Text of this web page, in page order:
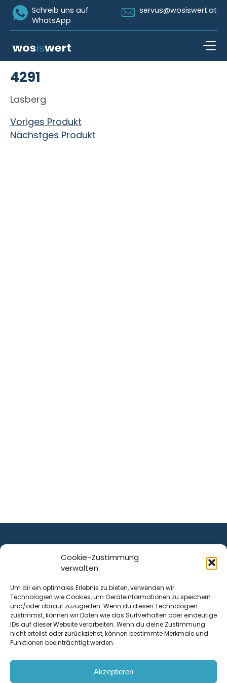
Cookie-Zustimmung
verwalten
Um dir ein optimales Erlebnis zu bieten, verwenden wir
Technologien wie Cookies, um Geräteinformationen zu speichern
und/oder darauf zuzugreifen. Wenn du diesen Technologien
zustimmst, können wir Daten wie das Surfverhalten oder eindeutige
IDs auf dieser Website verarbeiten. Wenn du deine Zustimmung
nicht erteilst oder zurückziehst, können bestimmte Merkmale und
Funktionen beeinträchtigt werden.
Akzeptieren
Icon Whatsapp
Schreib uns auf
WhatsApp
Icon Email
servus@wosiswert.at
4291
Lasberg
Beitragsnavigation
Voriges Produkt
Nächstges Produkt
ist ein Service von
Krenn Real GmbH
Tischlerstraße 12
4050Traun| Österreich
Kontakt